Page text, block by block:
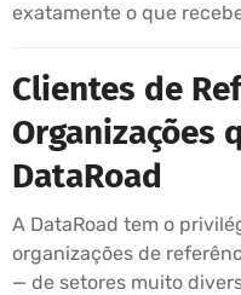
exatamente o que
Clientes de
Organizações
DataRoad
A DataRoad tem o
organizações de
— de setores muito